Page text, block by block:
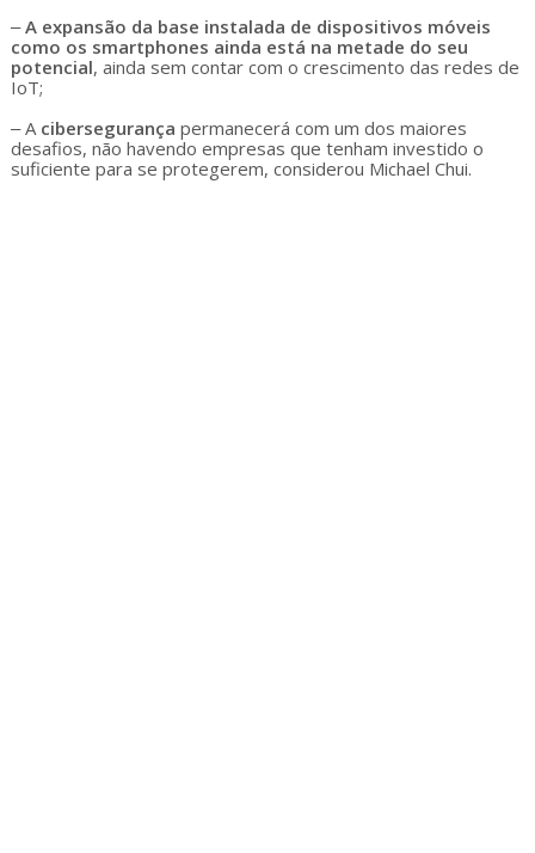
‒A expansão da base instalada de dispositivos móveis
como os smartphones ainda está na metade do seu
potencial, ainda sem contar com o crescimento das redes de
IoT;
‒ A cibersegurança permanecerá com um dos maiores
desafios, não havendo empresas que tenham investido o
suficiente para se protegerem, considerou Michael Chui.